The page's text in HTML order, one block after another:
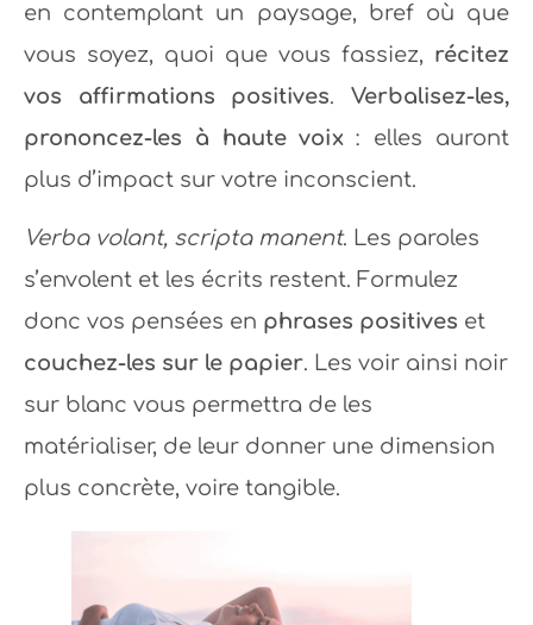
en contemplant un paysage, bref où que
vous soyez, quoi que vous fassiez, récitez
vos affirmations positives.Verbalisez-les,
prononcez-les à haute voix: elles auront
plus d’impact sur votre inconscient.
Verba volant, scripta manent. Les paroles
s’envolent et les écrits restent. Formulez
donc vos pensées en phrases positives et
couchez-les sur le papier. Les voir ainsi noir
sur blanc vous permettra de les
matérialiser, de leur donner une dimension
plus concrète, voire tangible.